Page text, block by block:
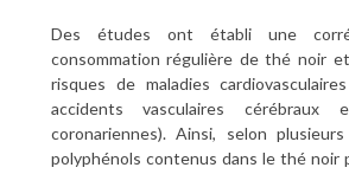
Des études ont établi une
consommation régulière de thé noir
risques de maladies
accidents vasculaires cérébraux
coronariennes). Ainsi, selon
polyphénols contenus dans le thé noir